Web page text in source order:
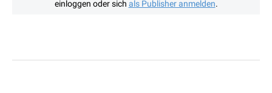
einloggen oder sich als Publisher anmelden.